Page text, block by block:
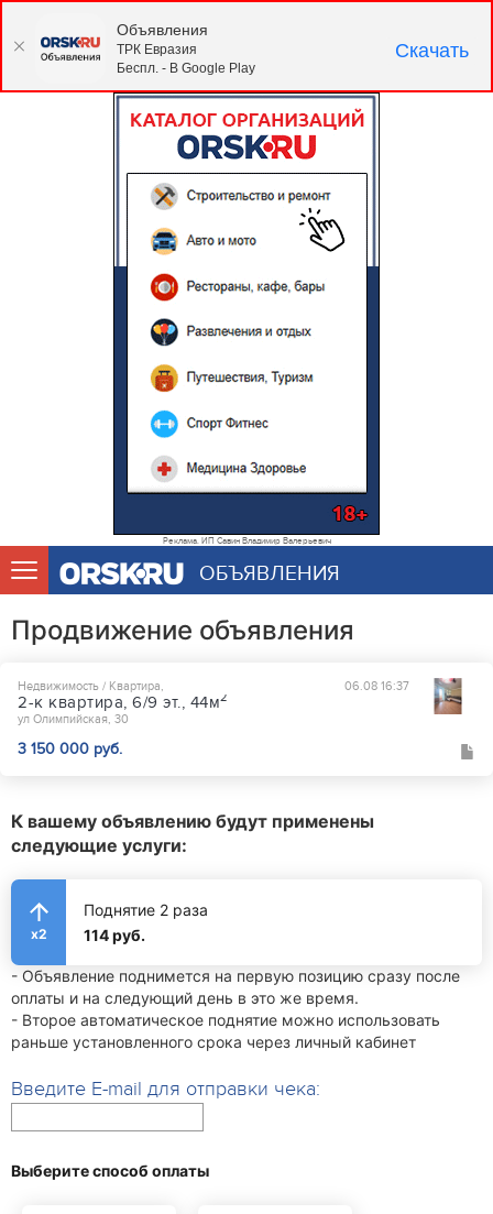
Реклама. ИП Савин Владимир Валерьевич
ОБЪЯВЛЕНИЯ
Продвижение объявления
06.08 16:37
Недвижимость / Квартира,
2-к квартира, 6/9 эт., 44м2
ул Олимпийская, 30
3 150 000 руб.
К вашему объявлению будут применены
следующие услуги:
x2
Поднятие 2 раза
114 руб.
- Объявление поднимется на первую позицию сразу после
оплаты и на следующий день в это же время.
- Второе автоматическое поднятие можно использовать
раньше установленного срока через личный кабинет
Введите E-mail для отправки чека:
Выберите способ оплаты
Объявления
ТРК Евразия
Беспл. - В Google Play
Скачать